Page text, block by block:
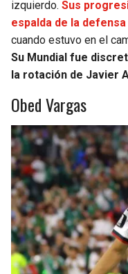
izquierdo. Sus
espalda de la defensa
cuando estuvo en el
Su Mundial fue
la rotación de Javier
Obed Vargas